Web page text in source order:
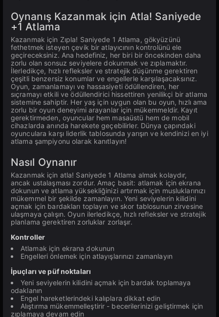
Oynanış Kazanmak için Atla! Saniyede
+1 Atlama
Kazanmak için Zıpla! Saniyede 1 Atlama, gökyüzünü
fethetmek isteyen çevik bir atlayıcının kontrolünü ele
geçireceksiniz. Ana hedefiniz, her biri bir öncekinden daha
zorlu olan sonsuz seviyelere dokunmak ve zıplamaktır.
İlerledikçe, hızlı refleksler ve stratejik düşünme gerektiren
çeşitli benzersiz konumlar ve engellerle karşılaşacaksınız.
Oyun, zamanlamayı ve hassasiyeti ödüllendiren, her
sıçramayı etkili ve ödüllendirici hissettiren yenilikçi bir atlama
sistemine sahiptir. Her yaş için uygun olan bu oyun, hızlı ama
zorlu bir oyun deneyimi arayanlar için mükemmeldir. Kayıt
gerektirmeden, oyuncular hem masaüstü hem de mobil
cihazlarda anında harekete geçebilirler. Dünya çapındaki
oyunculara karşı liderlik tablosunda yarışın ve kendinizi en iyi
atlama şampiyonu olarak kanıtlayın!
Nasıl Oynanır
Kazanmak için atla! Saniyede 1 Atlama almak kolaydır,
ancak ustalaşması zordur. Amaç basit: atlamak için ekrana
dokunun ve atlama yüksekliğinizi artırmak için musluklarınızı
mükemmel bir şekilde zamanlayın. Yeni seviyelerin kilidini
açmak için bardakları toplayın ve skor tablosunun zirvesine
ulaşmaya çalışın. Oyun ilerledikçe, hızlı refleksler ve stratejik
planlama gerektiren zorluklar zorlaşır.
Kontroller
Atlamak için ekrana dokunun
Engelleri önlemek için atlayışlarınızı zamanlayın
İpuçları ve püf noktaları
Yeni seviyelerin kilidini açmak için bardak toplamaya
odaklanın
Engel hareketlerindeki kalıplara dikkat edin
Alıştırma mükemmelleştirir - becerilerinizi geliştirmek için
zıplamaya devam edin